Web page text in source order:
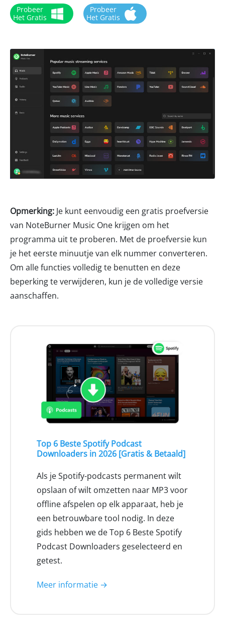
Probeer
Het Gratis
Probeer
Het Gratis
Opmerking: Je kunt eenvoudig een gratis proefversie
van NoteBurner Music One krijgen om het
programma uit te proberen. Met de proefversie kun
je het eerste minuutje van elk nummer converteren.
Om alle functies volledig te benutten en deze
beperking te verwijderen, kun je de volledige versie
aanschaffen.
Top 6 Beste Spotify Podcast
Downloaders in 2026 [Gratis & Betaald]
Als je Spotify-podcasts permanent wilt
opslaan of wilt omzetten naar MP3 voor
offline afspelen op elk apparaat, heb je
een betrouwbare tool nodig. In deze
gids hebben we de Top 6 Beste Spotify
Podcast Downloaders geselecteerd en
getest.
Meer informatie →